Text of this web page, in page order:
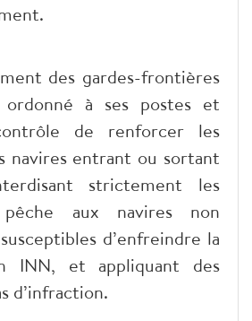
des gardes-frontières
ordonné à ses postes et
de renforcer les
navires entrant ou sortant
strictement les
aux navires non
d’enfreindre la
INN, et appliquant des
d’infraction.